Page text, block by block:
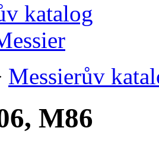
katalog
Messierův
M86